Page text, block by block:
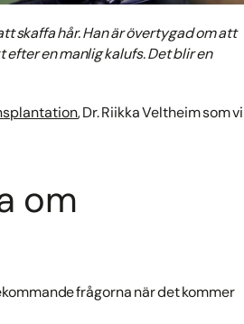
skaffa hår. Han är övertygad om att
en manlig kalufs. Det blir en
, Dr. Riikka Veltheim som vi
om
frågorna när det kommer